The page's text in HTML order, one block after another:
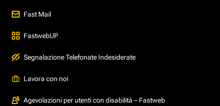
Fast Mail
FastwebUP
Segnalazione Telefonate Indesiderate
Lavora con noi
Agevolazioni per utenti con disabilità – Fastweb